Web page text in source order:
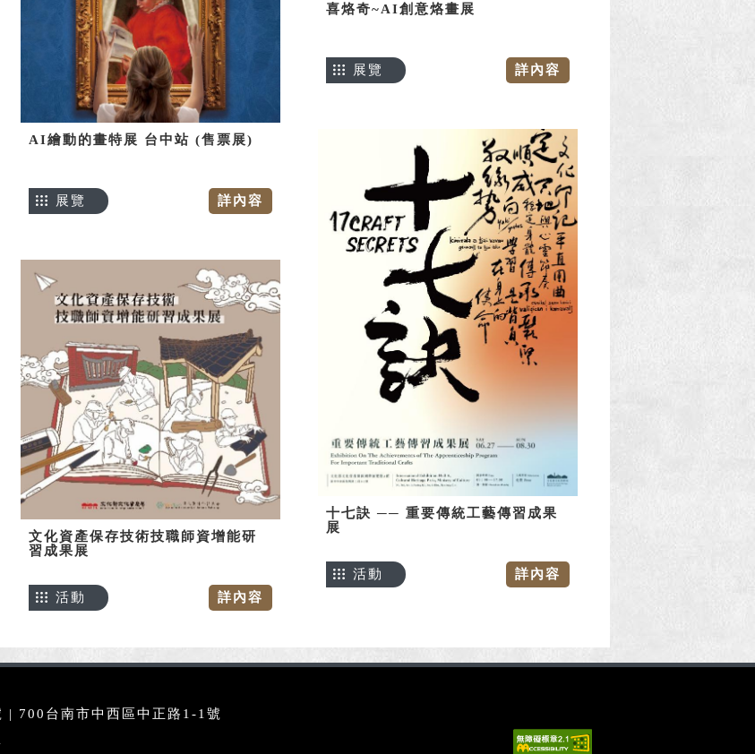
AI繪動的畫特展 台中站 (售票展)
詳內容
展覽
喜烙奇~AI創意烙畫展
詳內容
展覽
十七訣 ── 重要傳統工藝傳習成果
展
詳內容
活動
文化資產保存技術技職師資增能研
習成果展
詳內容
活動
| 700台南市中西區中正路1-1號